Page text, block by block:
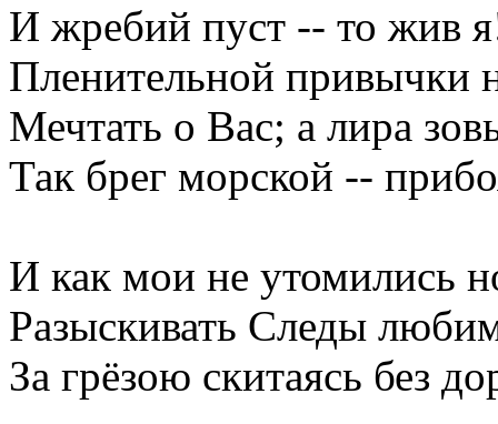
И жребий пуст -- то жив
Пленительной привычки
Мечтать о Вас; а лира
Так брег морской --
И как мои не утомились
Разыскивать Следы
За грёзою скитаясь без